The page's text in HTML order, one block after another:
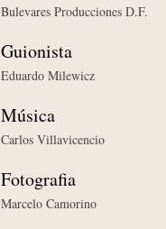
Bulevares Producciones D.F.
Guionista
Eduardo Milewicz
Música
Carlos Villavicencio
Fotografia
Marcelo Camorino